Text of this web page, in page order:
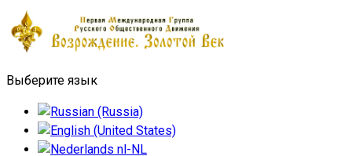
Выберите язык